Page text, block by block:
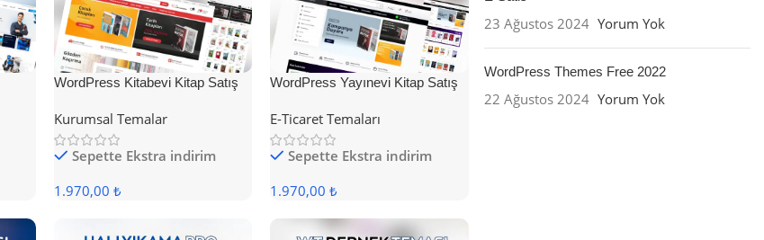
WordPress Kitabevi Kitap Satış
Kurumsal Temalar
Sepette Ekstra indirim
1.970,00 ₺
WordPress Yayınevi Kitap Satış
E-Ticaret Temaları
Sepette Ekstra indirim
1.970,00 ₺
23 Ağustos 2024 Yorum Yok
WordPress Themes Free 2022
22 Ağustos 2024 Yorum Yok